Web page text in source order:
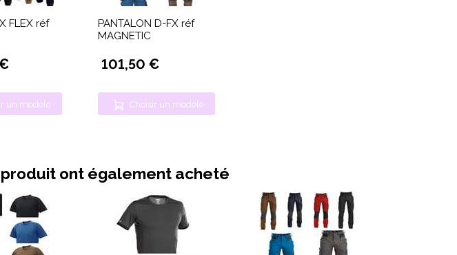
FLEX réf
un modèle
PANTALON D-FX réf
MAGNETIC
101,50 €
Choisir un modèle
ont également acheté